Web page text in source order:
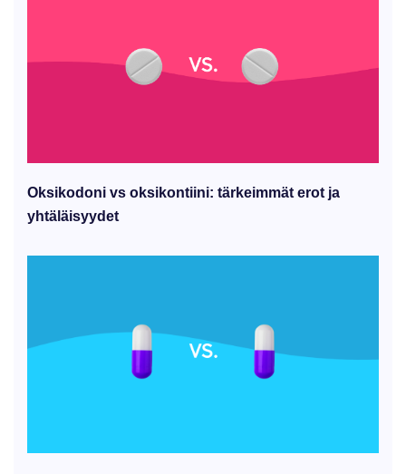
Oksikodoni vs oksikontiini: tärkeimmät erot ja
yhtäläisyydet